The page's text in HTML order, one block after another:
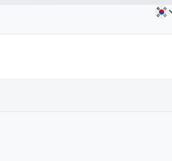
TRON
문의하기회